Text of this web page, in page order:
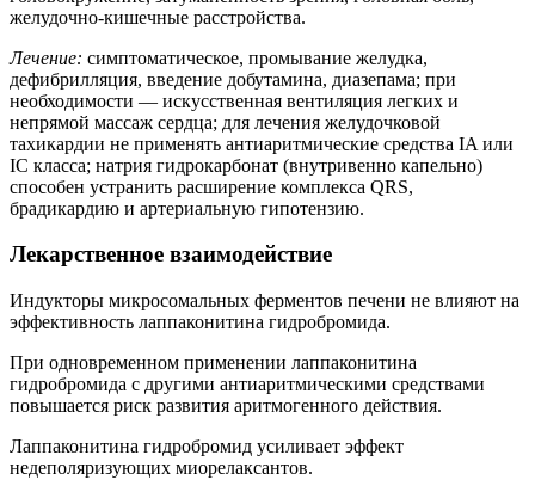
желудочно-кишечные расстройства.
Лечение: симптоматическое, промывание желудка,
дефибрилляция, введение добутамина, диазепама; при
необходимости — искусственная вентиляция легких и
непрямой массаж сердца; для лечения желудочковой
тахикардии не применять антиаритмические средства IA или
IC класса; натрия гидрокарбонат (внутривенно капельно)
способен устранить расширение комплекса QRS,
брадикардию и артериальную гипотензию.
Лекарственное взаимодействие
Индукторы микросомальных ферментов печени не влияют на
эффективность лаппаконитина гидробромида.
При одновременном применении лаппаконитина
гидробромида с другими антиаритмическими средствами
повышается риск развития аритмогенного действия.
Лаппаконитина гидробромид усиливает эффект
недеполяризующих миорелаксантов.